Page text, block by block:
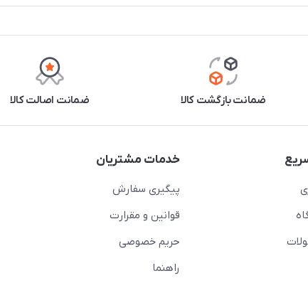
ضمانت بازگشت کالا ضمانت اصالت کالا
خدمات مشتریان
پیگیری سفارش
قوانین و مقرارت
حریم خصوصی
راهنما